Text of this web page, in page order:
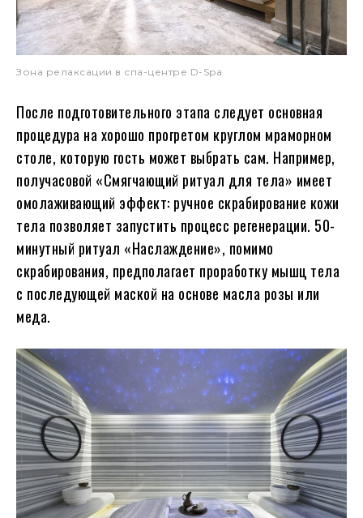
Зона релаксации в спа-центре D-Spa
После подготовительного этапа следует основная
процедура на хорошо прогретом круглом мраморном
столе, которую гость может выбрать сам. Например,
получасовой «Смягчающий ритуал для тела» имеет
омолаживающий эффект: ручное скрабирование кожи
тела позволяет запустить процесс регенерации. 50-
минутный ритуал «Наслаждение», помимо
скрабирования, предполагает проработку мышц тела
с последующей маской на основе масла розы или
меда.